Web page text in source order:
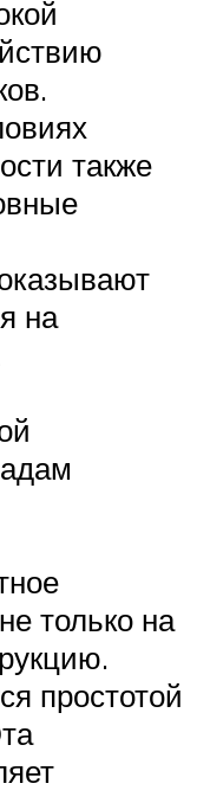
также
на
только на
простотой